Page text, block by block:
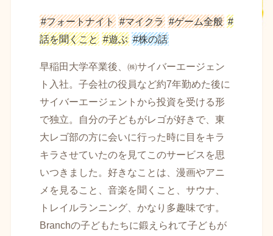
#フォートナイト #マイクラ #ゲーム全般 #
話を聞くこと #遊ぶ #株の話
早稲田大学卒業後、㈱サイバーエージェン
ト入社。子会社の役員など約7年勤めた後に
サイバーエージェントから投資を受ける形
で独立。自分の子どもがレゴが好きで、東
大レゴ部の方に会いに行った時に目をキラ
キラさせていたのを見てこのサービスを思
いつきました。好きなことは、漫画やアニ
メを見ること、音楽を聞くこと、サウナ、
トレイルランニング、かなり多趣味です。
Branchの子どもたちに鍛えられて子どもが